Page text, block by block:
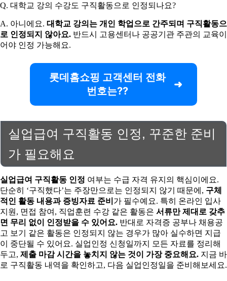
Q. 대학교 강의 수강도 구직활동으로 인정되나요?
A. 아니에요. 대학교 강의는 개인 학업으로 간주되며 구직활동으
로 인정되지 않아요. 반드시 고용센터나 공공기관 주관의 교육이
어야 인정 가능해요.
롯데홈쇼핑 고객센터 전화
번호는??
실업급여 구직활동 인정, 꾸준한 준비
가 필요해요
실업급여 구직활동 인정 여부는 수급 자격 유지의 핵심이에요.
단순히 ‘구직했다’는 주장만으로는 인정되지 않기 때문에, 구체
적인 활동 내용과 증빙자료 준비 가 필수예요. 특히 온라인 입사
지원, 면접 참여, 직업훈련 수강 같은 활동은 서류만 제대로 갖추
면 무리 없이 인정받을 수 있어요. 반대로 자격증 공부나 채용공
고 보기 같은 활동은 인정되지 않는 경우가 많아 실수하면 지급
이 중단될 수 있어요. 실업인정 신청일까지 모든 자료를 정리해
두고, 제출 마감 시간을 놓치지 않는 것이 가장 중요해요. 지금 바
로 구직활동 내역을 확인하고, 다음 실업인정일을 준비해보세요.